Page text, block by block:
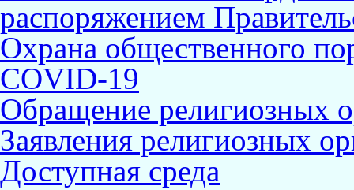
распоряжением
Охрана общественного
COVID-19
Обращение религиозных
Заявления религиозных
Доступная среда